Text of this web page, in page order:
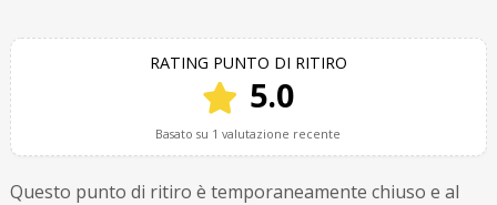
RATING PUNTO DI RITIRO
5.0
Basato su 1 valutazione recente
Questo punto di ritiro è temporaneamente chiuso e al